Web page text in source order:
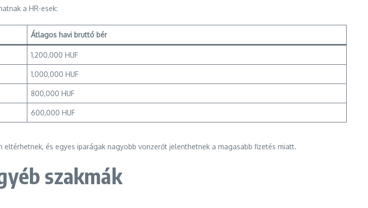
a HR-esek:
Átlagos havi bruttó bér
1,200,000 HUF
1,000,000 HUF
800,000 HUF
600,000 HUF
és egyes iparágak nagyobb vonzerőt jelenthetnek a magasabb fizetés miatt.
szakmák